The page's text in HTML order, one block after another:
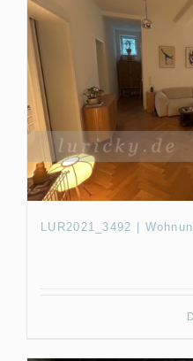
LUR2021_3492 |